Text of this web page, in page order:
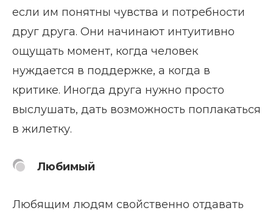
если им понятны чувства и потребности
друг друга. Они начинают интуитивно
ощущать момент, когда человек
нуждается в поддержке, а когда в
критике. Иногда друга нужно просто
выслушать, дать возможность поплакаться
в жилетку.
Любимый
Любящим людям свойственно отдавать